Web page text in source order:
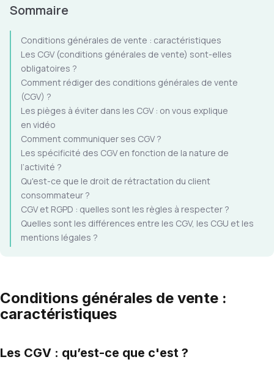
Sommaire
Conditions générales de vente : caractéristiques
Les CGV (conditions générales de vente) sont-elles
obligatoires ?
Comment rédiger des conditions générales de vente
(CGV) ?
Les pièges à éviter dans les CGV : on vous explique
en vidéo
Comment communiquer ses CGV ?
Les spécificité des CGV en fonction de la nature de
l’activité ?
Qu'est-ce que le droit de rétractation du client
consommateur ?
CGV et RGPD : quelles sont les règles à respecter ?
Quelles sont les différences entre les CGV, les CGU et les
mentions légales ?
Conditions générales de vente :
caractéristiques
Les CGV : qu’est-ce que c'est ?